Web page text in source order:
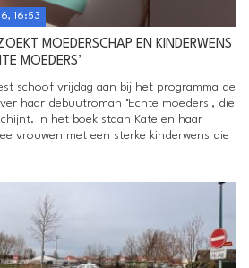
16:53
MOEDERSCHAP EN KINDERWENS
MOEDERS’
schoof vrijdag aan bij het programma de
haar debuutroman ‘Echte moeders', die
In het boek staan Kate en haar
vrouwen met een sterke kinderwens die